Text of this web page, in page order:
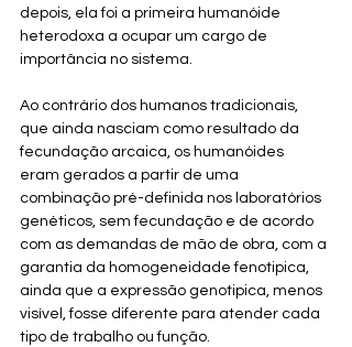
depois, ela foi a primeira humanóide
heterodoxa a ocupar um cargo de
importância no sistema.
Ao contrário dos humanos tradicionais,
que ainda nasciam como resultado da
fecundação arcaica, os humanóides
eram gerados a partir de uma
combinação pré-definida nos laboratórios
genéticos, sem fecundação e de acordo
com as demandas de mão de obra, com a
garantia da homogeneidade fenotipica,
ainda que a expressão genotipica, menos
visível, fosse diferente para atender cada
tipo de trabalho ou função.